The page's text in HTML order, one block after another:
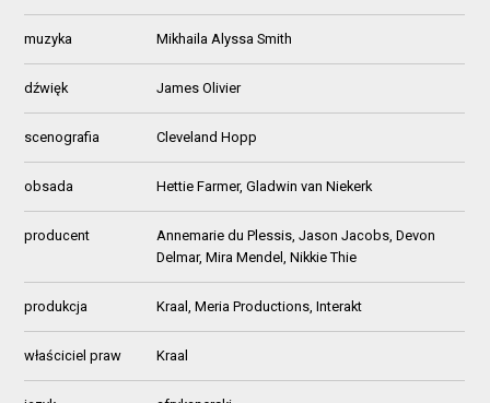
muzyka Mikhaila Alyssa Smith
dźwięk James Olivier
scenografia Cleveland Hopp
obsada Hettie Farmer, Gladwin van Niekerk
producent
Annemarie du Plessis, Jason Jacobs, Devon
Delmar, Mira Mendel, Nikkie Thie
produkcja Kraal, Meria Productions, Interakt
właściciel praw Kraal